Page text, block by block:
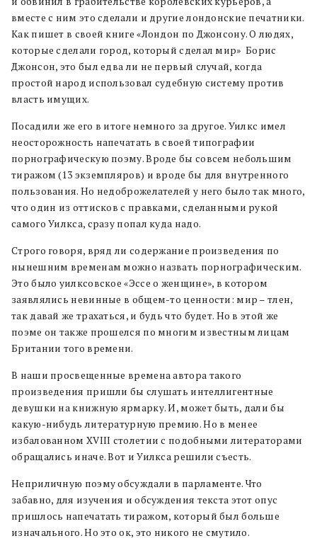
вместе с ним это сделали и другие лондонские печатники.
Как пишет в своей книге «Лондон по Джонсону. О людях,
которые сделали город, который сделал мир» Борис
Джонсон, это был едва ли не первый случай, когда
простой народ использовал судебную систему против
власть имущих.
Посадили же его в итоге немного за другое. Уилкс имел
неосторожность напечатать в своей типографии
порнографическую поэму. Вроде бы совсем небольшим
тиражом (13 экземпляров) и вроде бы для внутренного
пользования. Но недоброжелателей у него было так много,
что один из оттисков с правками, сделанными рукой
самого Уилкса, сразу попал куда надо.
Строго говоря, вряд ли содержание произведения по
нынешним временам можно назвать порнографическим.
Это было уилксовское «Эссе о женщине», в котором
заявлялись невинные в общем-то ценности: мир – тлен,
так давай же трахаться, и будь что будет. Но в этой же
поэме он также прошелся по многим известным лицам
Британии того времени.
В наши просвещенные времена автора такого
произведения пришли бы слушать интеллигентные
девушки на книжную ярмарку. И, может быть, дали бы
какую-нибудь литературную премию. Но в менее
избалованном XVIII столетии с подобными литераторами
обращались иначе. Вот и Уилкса решили съесть.
Неприличную поэму обсуждали в парламенте. Что
забавно, для изучения и обсуждения текста этот опус
пришлось напечатать тиражом, который был больше
изначального. Но это ок, это никого не смутило.